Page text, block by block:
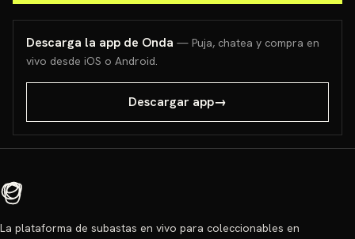
Descarga la app de Onda — Puja, chatea y compra en
vivo desde iOS o Android.
Descargar app→
La plataforma de subastas en vivo para coleccionables en